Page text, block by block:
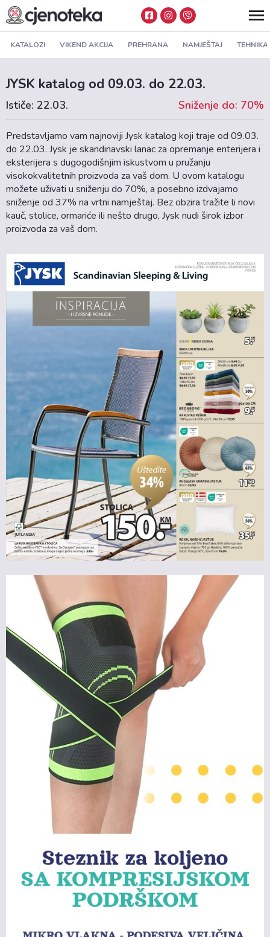
KATALOZI VIKEND AKCIJA PREHRANA NAMJEŠTAJ TEHNIKA
JYSK katalog od 09.03. do 22.03.
Ističe: 22.03. Sniženje do: 70%
Predstavljamo vam najnoviji Jysk katalog koji traje od 09.03.
do 22.03. Jysk je skandinavski lanac za opremanje enterijera i
eksterijera s dugogodišnjim iskustvom u pružanju
visokokvalitetnih proizvoda za vaš dom. U ovom katalogu
možete uživati u sniženju do 70%, a posebno izdvajamo
sniženje od 37% na vrtni namještaj. Bez obzira tražite li novi
kauč, stolice, ormariće ili nešto drugo, Jysk nudi širok izbor
proizvoda za vaš dom.